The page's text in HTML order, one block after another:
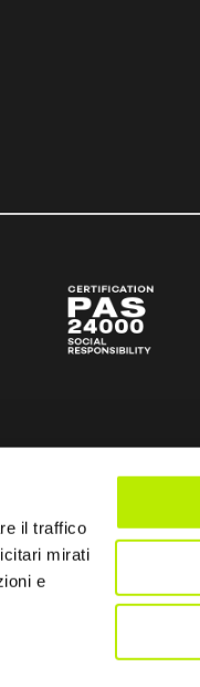
il traffico
mirati
e